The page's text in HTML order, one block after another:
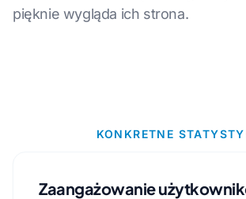
pięknie wygląda ich strona.
KONKRETNE
Zaangażowanie